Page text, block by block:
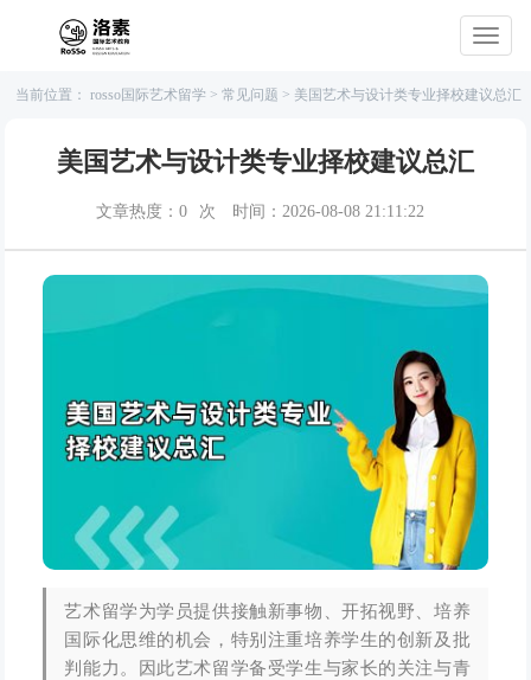
当前位置：rosso国际艺术留学 >常见问题 > 美国艺术与设计类专业择校建议总汇
美国艺术与设计类专业择校建议总汇
文章热度： 0 次 时间：2026-08-08 21:11:22
艺术留学为学员提供接触新事物、开拓视野、培养
国际化思维的机会，特别注重培养学生的创新及批
判能力。因此艺术留学备受学生与家长的关注与青